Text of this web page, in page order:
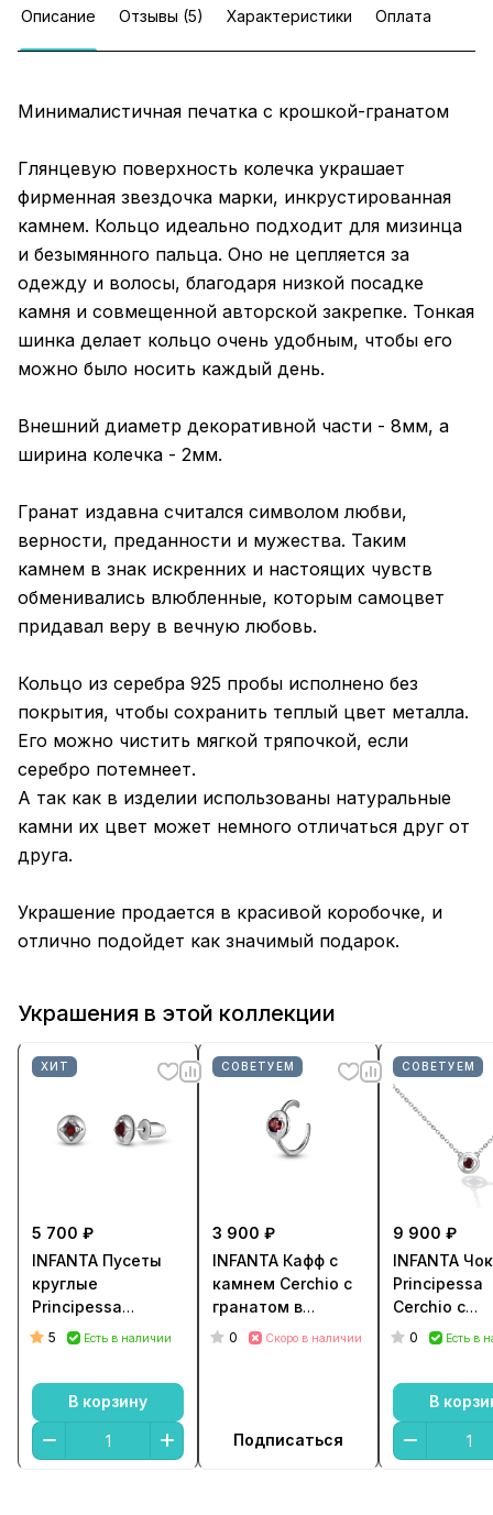
Описание Отзывы (5) Характеристики Оплата
Минималистичная печатка с крошкой-гранатом
Глянцевую поверхность колечка украшает
фирменная звездочка марки, инкрустированная
камнем. Кольцо идеально подходит для мизинца
и безымянного пальца. Оно не цепляется за
одежду и волосы, благодаря низкой посадке
камня и совмещенной авторской закрепке. Тонкая
шинка делает кольцо очень удобным, чтобы его
можно было носить каждый день.
Внешний диаметр декоративной части - 8мм, а
ширина колечка - 2мм.
Гранат издавна считался символом любви,
верности, преданности и мужества. Таким
камнем в знак искренних и настоящих чувств
обменивались влюбленные, которым самоцвет
придавал веру в вечную любовь.
Кольцо из серебра 925 пробы исполнено без
покрытия, чтобы сохранить теплый цвет металла.
Его можно чистить мягкой тряпочкой, если
серебро потемнеет.
А так как в изделии использованы натуральные
камни их цвет может немного отличаться друг от
друга.
Украшение продается в красивой коробочке, и
отлично подойдет как значимый подарок.
Украшения в этой коллекции
ХИТ
5 700 ₽
INFANTA Пусеты
круглые
Principessa
Cerchio с
5 Есть в наличии
В корзину
СОВЕТУЕМ
3 900 ₽
INFANTA Кафф с
камнем Cerchio с
гранатом в
серебре
0 Скоро в наличии
Подписаться
СОВЕТУЕМ
9 900 ₽
INFANTA
Principessa
Cerchio с
гранатом в
0 Есть в
В